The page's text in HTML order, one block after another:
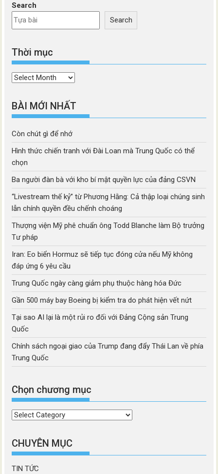
Search
Search
Thời mục
Thời
BÀI MỚI NHẤT
Còn chút gì để nhớ
Hình thức chiến tranh với Đài Loan mà Trung Quốc có thể
chọn
Ba người đàn bà với kho bí mật quyền lực của đảng CSVN
“Livestream thế kỷ” từ Phương Hằng: Cả thập loại chúng sinh
lẫn chính quyền đều chếnh choáng
Thượng viện Mỹ phê chuẩn ông Todd Blanche làm Bộ trưởng
Tư pháp
Iran: Eo biển Hormuz sẽ tiếp tục đóng cửa nếu Mỹ không
đáp ứng 6 yêu cầu
Trung Quốc ngày càng giảm phụ thuộc hàng hóa Đức
Gần 500 máy bay Boeing bị kiểm tra do phát hiện vết nứt
Tại sao AI lại là một rủi ro đối với Đảng Cộng sản Trung
Quốc
Chính sách ngoại giao của Trump đang đẩy Thái Lan về phía
Trung Quốc
Chọn chương mục
Chọn
mục
CHUYÊN MỤC
TIN TỨC